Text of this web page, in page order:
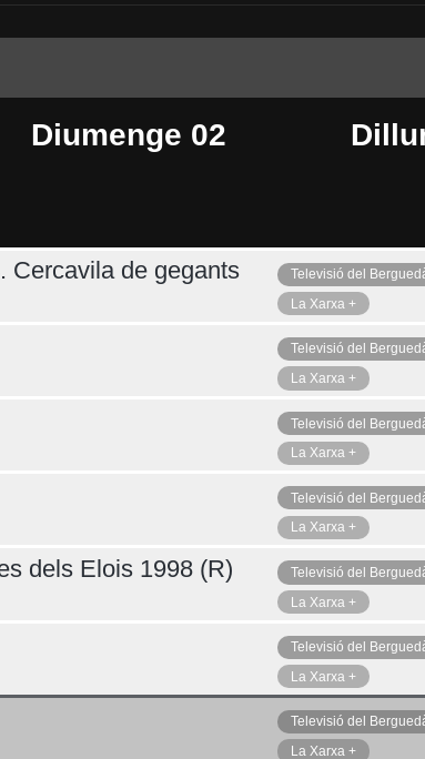
Diumenge 02
Dimecres 05 Ahir
Cercavila de gegants
Televisió del
La Xarxa +
Televisió del
La Xarxa +
Televisió del
La Xarxa +
Televisió del
La Xarxa +
dels Elois 1998 (R)
Televisió del
La Xarxa +
Televisió del
La Xarxa +
Televisió del
La Xarxa +